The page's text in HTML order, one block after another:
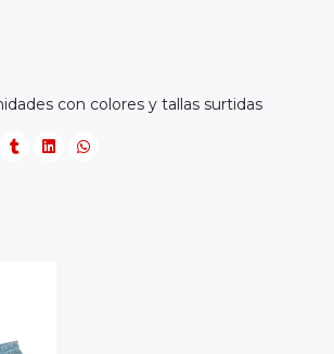
con colores y tallas surtidas